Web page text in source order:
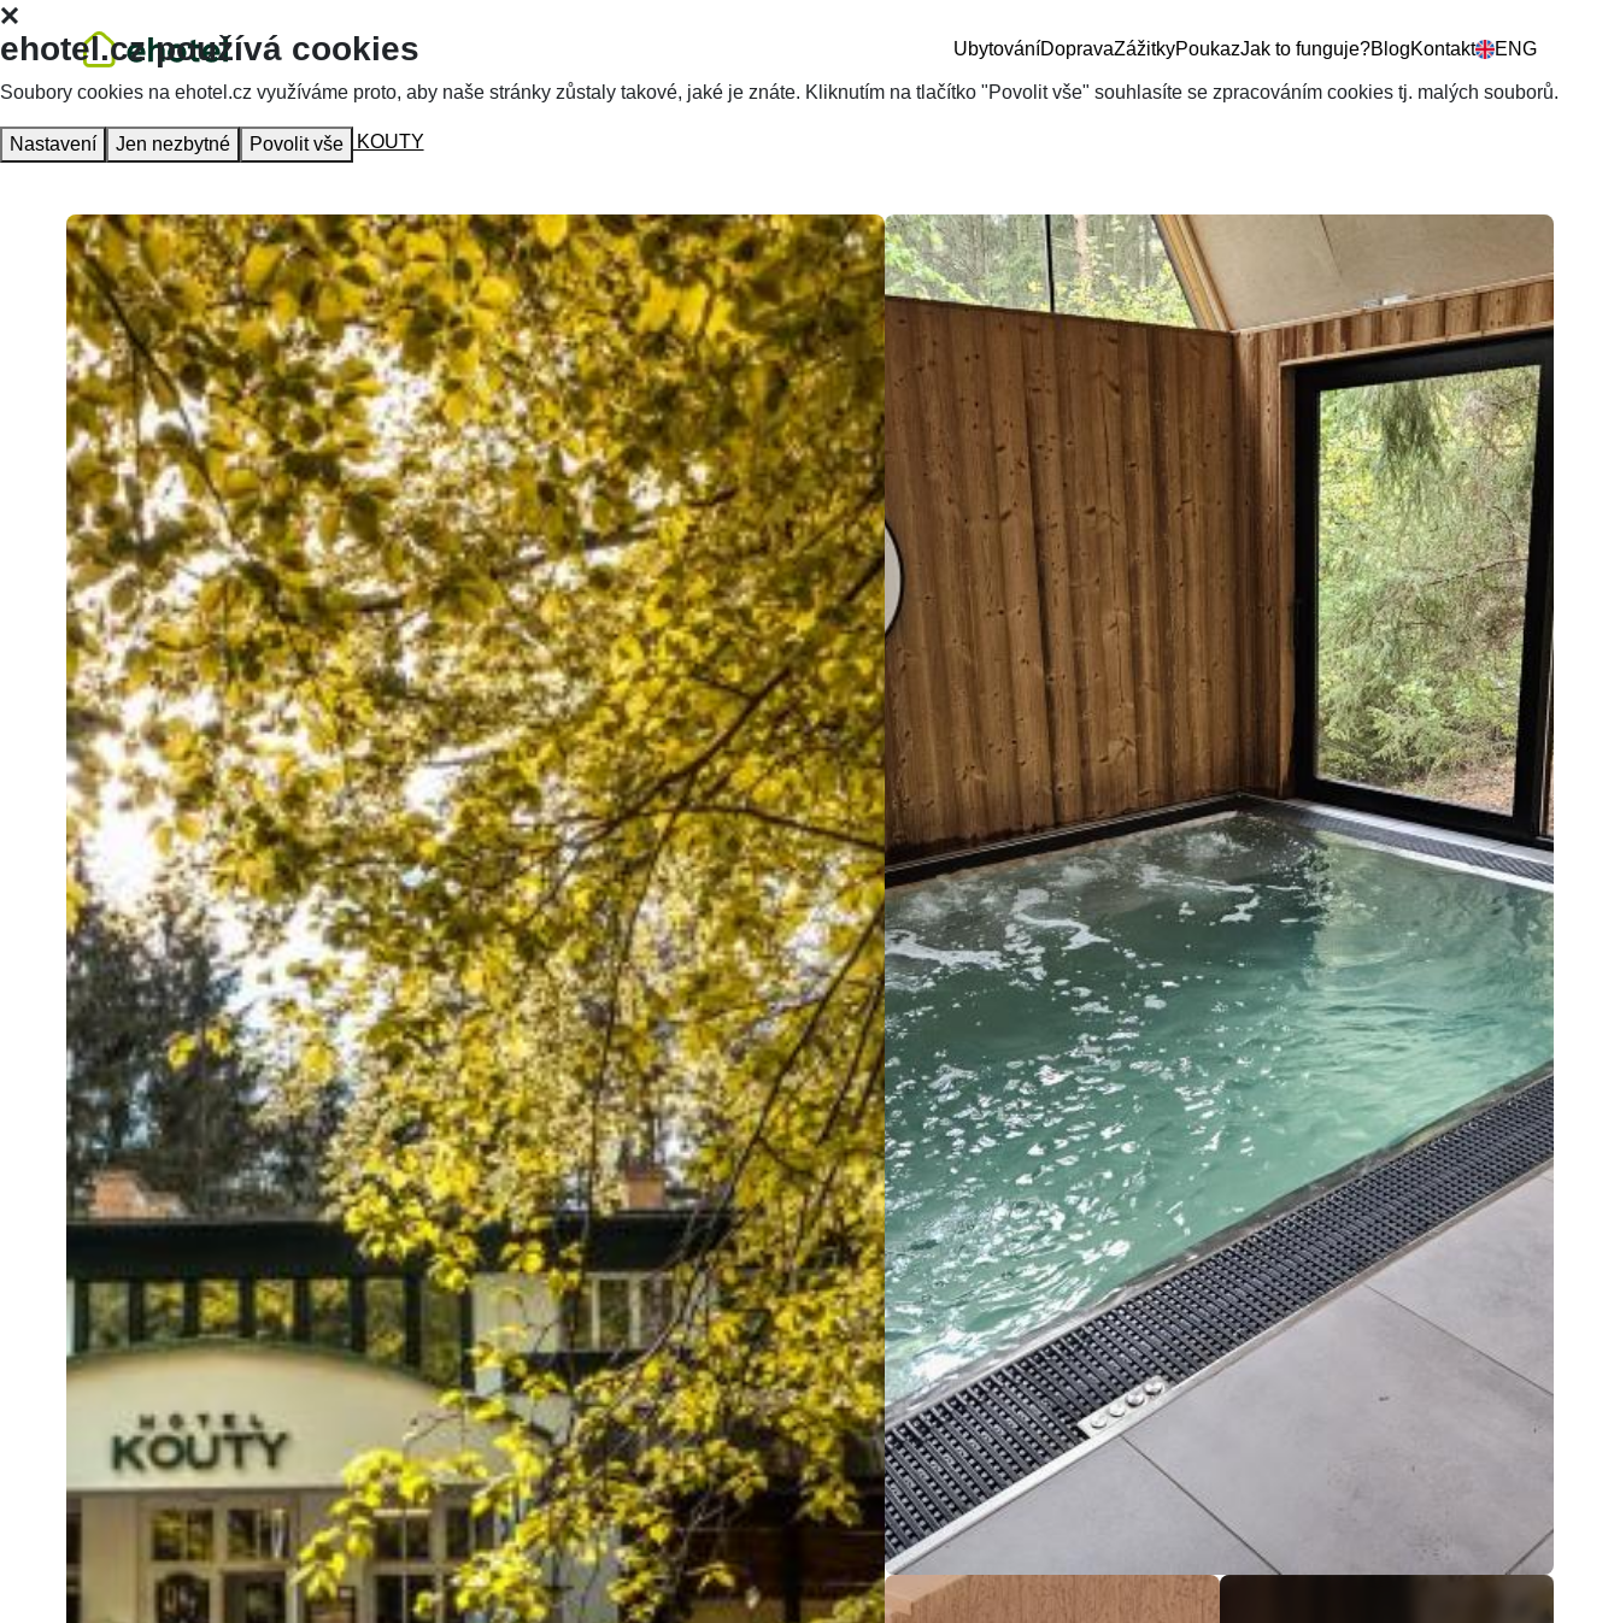
UbytováníDopravaZážitkyPoukazJak to funguje?BlogKontakt ENG
Hlavní stránka Ubytování HOTEL KOUTY
ehotel.cz používá cookies
Soubory cookies na ehotel.cz využíváme proto, aby naše stránky zůstaly takové, jaké je znáte. Kliknutím na tlačítko "Povolit vše" souhlasíte se zpracováním cookies tj. malých souborů.
Nastavení Jen nezbytné Povolit vše